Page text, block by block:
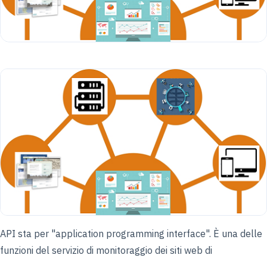
API sta per "application programming interface". È una delle
funzioni del servizio di monitoraggio dei siti web di